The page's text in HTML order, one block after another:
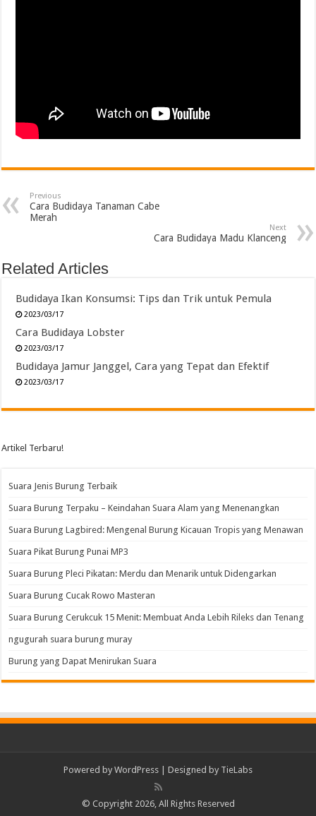
Previous
Cara Budidaya Tanaman Cabe
Merah
Next
Cara Budidaya Madu Klanceng
Related Articles
Budidaya Ikan Konsumsi: Tips dan Trik untuk Pemula
2023/03/17
Cara Budidaya Lobster
2023/03/17
Budidaya Jamur Janggel, Cara yang Tepat dan Efektif
2023/03/17
Artikel Terbaru!
Suara Jenis Burung Terbaik
Suara Burung Terpaku – Keindahan Suara Alam yang Menenangkan
Suara Burung Lagbired: Mengenal Burung Kicauan Tropis yang Menawan
Suara Pikat Burung Punai MP3
Suara Burung Pleci Pikatan: Merdu dan Menarik untuk Didengarkan
Suara Burung Cucak Rowo Masteran
Suara Burung Cerukcuk 15 Menit: Membuat Anda Lebih Rileks dan Tenang
ngugurah suara burung muray
Burung yang Dapat Menirukan Suara
Powered by WordPress | Designed by TieLabs
© Copyright 2026, All Rights Reserved